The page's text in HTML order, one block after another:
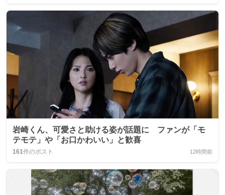
岩崎くん、可愛さと助ける姿が話題に ファンが「モ
テモテ」や「お口かわいい」と歓喜
161件のポスト 12時間前